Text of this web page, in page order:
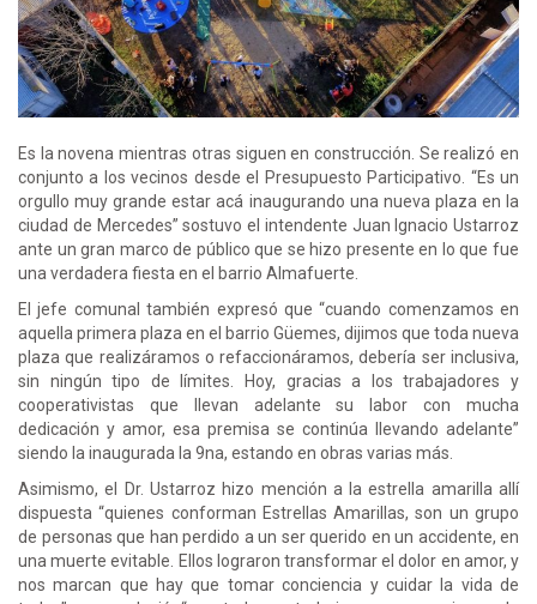
Es la novena mientras otras siguen en construcción. Se realizó en
conjunto a los vecinos desde el Presupuesto Participativo. “Es un
orgullo muy grande estar acá inaugurando una nueva plaza en la
ciudad de Mercedes” sostuvo el intendente Juan Ignacio Ustarroz
ante un gran marco de público que se hizo presente en lo que fue
una verdadera fiesta en el barrio Almafuerte.
El jefe comunal también expresó que “cuando comenzamos en
aquella primera plaza en el barrio Güemes, dijimos que toda nueva
plaza que realizáramos o refaccionáramos, debería ser inclusiva,
sin ningún tipo de límites. Hoy, gracias a los trabajadores y
cooperativistas que llevan adelante su labor con mucha
dedicación y amor, esa premisa se continúa llevando adelante”
siendo la inaugurada la 9na, estando en obras varias más.
Asimismo, el Dr. Ustarroz hizo mención a la estrella amarilla allí
dispuesta “quienes conforman Estrellas Amarillas, son un grupo
de personas que han perdido a un ser querido en un accidente, en
una muerte evitable. Ellos lograron transformar el dolor en amor, y
nos marcan que hay que tomar conciencia y cuidar la vida de